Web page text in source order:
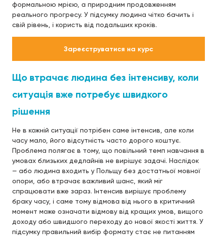
формальною мрією, а природним продовженням
реального прогресу. У підсумку людина чітко бачить і
свій рівень, і користь від подальших кроків.
Зареєструватися на курс
Що втрачає людина без інтенсиву, коли
ситуація вже потребує швидкого
рішення
Не в кожній ситуації потрібен саме інтенсив, але коли
часу мало, його відсутність часто дорого коштує.
Проблема полягає в тому, що повільний темп навчання в
умовах близьких дедлайнів не вирішує задачі. Наслідок
— або людина входить у Польщу без достатньої мовної
опори, або втрачає важливий шанс, який міг
спрацювати вже зараз. Інтенсив вирішує проблему
браку часу, і саме тому відмова від нього в критичний
момент може означати відмову від кращих умов, вищого
доходу або швидшого переходу до нової якості життя. У
підсумку правильний вибір формату стає не питанням